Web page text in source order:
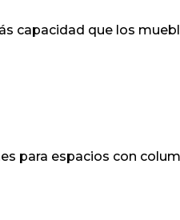
capacidad que los
para espacios con